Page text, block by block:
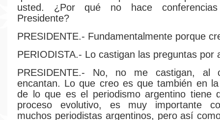
usted. ¿Por qué no hace
Presidente?
PRESIDENTE.- Fundamentalmente porque
PERIODISTA.- Lo castigan las preguntas por
PRESIDENTE.- No, no me castigan, al
encantan. Lo que creo es que también en
de lo que es el periodismo argentino tiene
proceso evolutivo, es muy importante
muchos periodistas argentinos, pero así